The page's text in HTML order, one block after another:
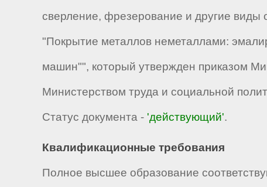
сверление, фрезерование и другие виды
"Покрытие металлов неметаллами:
машин"", который утвержден приказом
Министерством труда и социальной
Статус документа - 'действующий'.
Квалификационные требования
Полное высшее образование